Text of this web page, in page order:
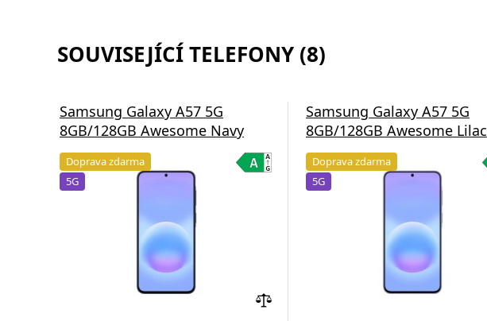
SOUVISEJÍCÍ TELEFONY (8)
Samsung Galaxy A57 5G
8GB/128GB Awesome Navy
Doprava zdarma
5G
Samsung Galaxy A57 5G
8GB/128GB Awesome Lilac
Doprava zdarma
5G